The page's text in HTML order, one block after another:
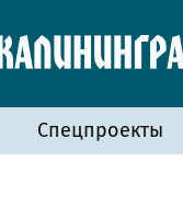
Спецпроекты